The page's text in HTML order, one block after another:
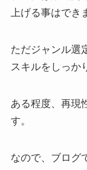
上げる事はでき
ただジャンル選
スキルをしっか
ある程度、再現
す。
なので、ブログ